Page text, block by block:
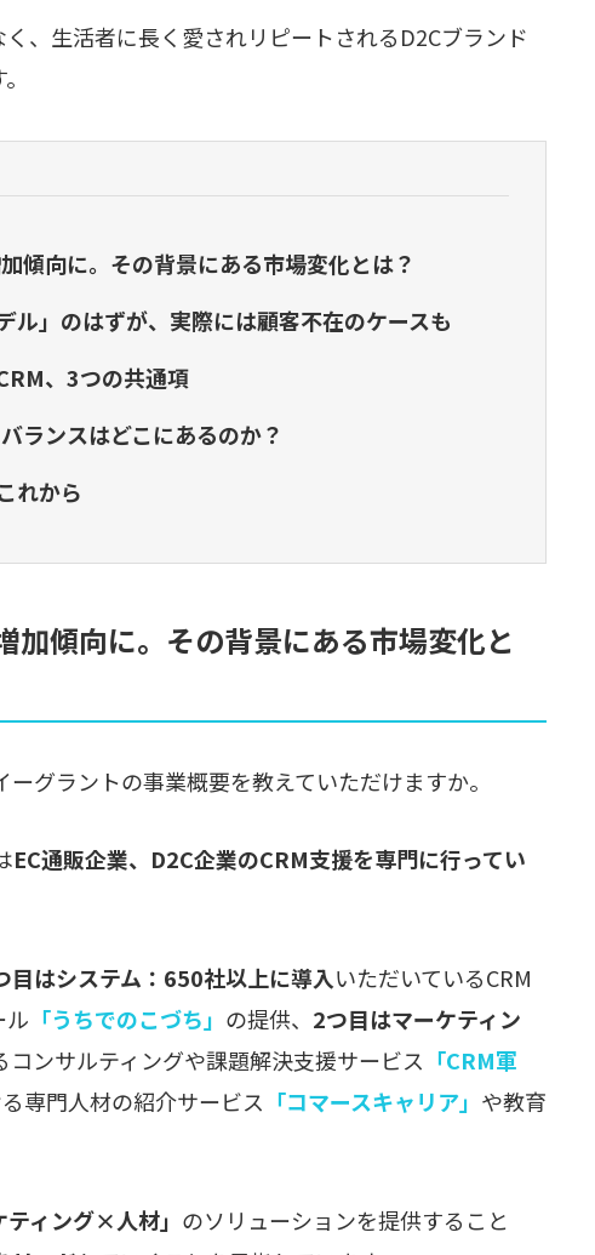
、生活者に長く愛されリピートされるD2Cブランド
傾向に。その背景にある市場変化とは？
ル」のはずが、実際には顧客不在のケースも
、3つの共通項
ランスはどこにあるのか？
れから
加傾向に。その背景にある市場変化と
ーグラントの事業概要を教えていただけますか。
EC通販企業、D2C企業のCRM支援を専門に行ってい
目はシステム：650社以上に導入いただいているCRM
ル 「うちでのこづち」 の提供、 2つ目はマーケティン
コンサルティングや課題解決支援サービス 「CRM軍
専門人材の紹介サービス 「コマースキャリア」 や教育
ィング×人材」 のソリューションを提供すること